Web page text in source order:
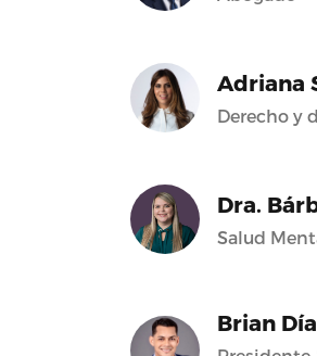
Adriana
Derecho y
Dra.
Salud
Brian